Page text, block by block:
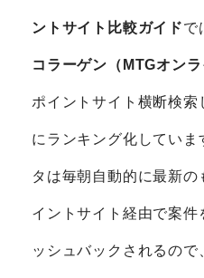
ントサイト比較ガイドで
コラーゲン（MTGオンラ
ポイントサイト横断検
にランキング化してい
タは毎朝自動的に最新
イントサイト経由で案件
ッシュバックされるの